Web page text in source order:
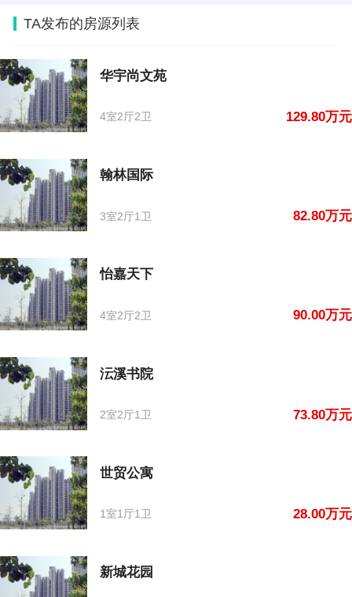
TA发布的房源列表
华宇尚文苑
4室2厅2卫 129.80万元
翰林国际
3室2厅1卫 82.80万元
怡嘉天下
4室2厅2卫 90.00万元
沄溪书院
2室2厅1卫 73.80万元
世贸公寓
1室1厅1卫 28.00万元
新城花园